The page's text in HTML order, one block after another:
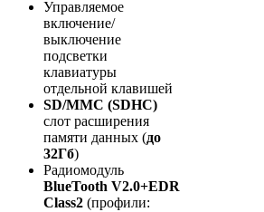
Управляемое
включение/
выключение
подсветки
клавиатуры
отдельной клавишей
SD/MMC (SDHC)
cлот расширения
памяти данных (до
32Гб)
Радиомодуль
BlueTooth V2.0+EDR
Class2 (профили: